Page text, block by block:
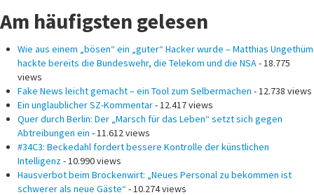
Am häufigsten gelesen
Wie aus einem „bösen“ ein „guter“ Hacker wurde – Matthias Ungethüm
hackte bereits die Bundeswehr, die Telekom und die NSA - 18.775
views
Fake News leicht gemacht – ein Tool zum Selbermachen - 12.738 views
Ein unglaublicher SZ-Kommentar- 12.417 views
Quer durch Berlin: Der „Marsch für das Leben“ setzt sich gegen
Abtreibungen ein - 11.612 views
#34C3: Beckedahl fordert bessere Kontrolle der künstlichen
Intelligenz - 10.990 views
Hausverbot beim Brockenwirt: „Neues Personal zu bekommen ist
schwerer als neue Gäste“- 10.274 views